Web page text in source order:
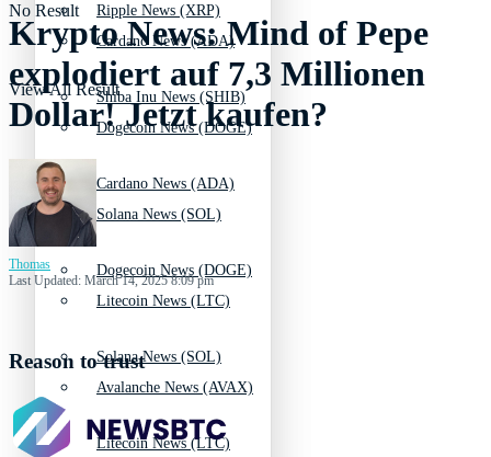
Cardano News (ADA)
Dogecoin News (DOGE)
Solana News (SOL)
Litecoin News (LTC)
Avalanche News (AVAX)
Ripple News (XRP)
Shiba Inu News (SHIB)
Cardano News (ADA)
Dogecoin News (DOGE)
Solana News (SOL)
Litecoin News (LTC)
No Result
View All Result
Krypto News: Mind of Pepe
explodiert auf 7,3 Millionen
Dollar! Jetzt kaufen?
Thomas
Last Updated: March 14, 2025 8:09 pm
Reason to trust